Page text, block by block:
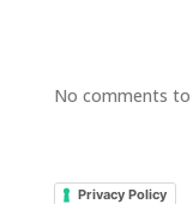
No comments to
Privacy Policy